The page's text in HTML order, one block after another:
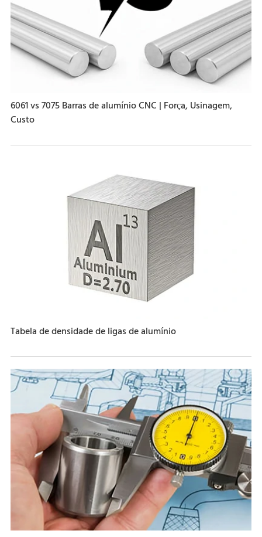
6061 vs 7075 Barras de alumínio CNC | Força, Usinagem,
Custo
Tabela de densidade de ligas de alumínio